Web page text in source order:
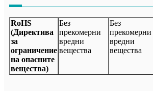
RoHS
(Директива
за
ограничение
на опасните
вещества)
Без
прекомерни
вредни
вещества
Без
прекомерни
вредни
вещества